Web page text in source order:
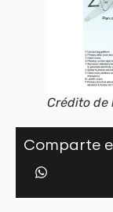
Crédito de
Comparte